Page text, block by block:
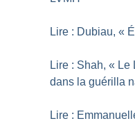
Lire : Dubiau, «
Lire : Shah, « Le
dans la guérilla
Lire :